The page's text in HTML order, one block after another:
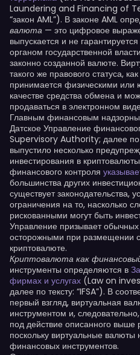
Laundering and Financing of
“закон AML”). В законе AML
валюта — это цифровое
выпускается и не
органом государственной
законно созданной валюте.
такого же правового статуса,
принимается физическими
качестве средства обмена и
продаваться в электронном
Главным финансовым
Датское Управление
Supervisory Authority; далее по
выпустило несколько
инвестирования в
финансового контроля
большинства других
существует законодательства,
ограничения на то, насколько
рискованными могут быть
Управление призывает
осторожными при размещении
криптовалюте.
Криптовалюта как
инструменты определяются в
фирмах и услугах (Law on
далее по тексту: “IFSA”). В
первый взгляд, виртуальная
инструментом и,
под действие описанного выше
поскольку виртуальные
финансовых инструментов.